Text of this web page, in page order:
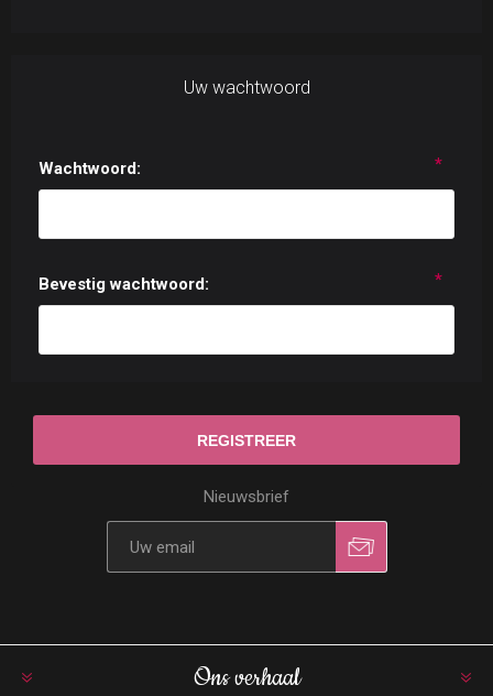
Uw wachtwoord
Wachtwoord: *
Bevestig wachtwoord: *
Nieuwsbrief
Ons verhaal